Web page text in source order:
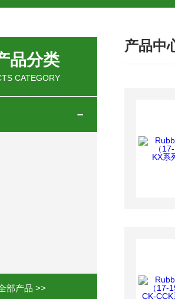
OEMER三相同步电机MTES 132SB/2
OEMER三相同步电机MTES 160MA/2
OEMER电机QLS 180M环保农业领域
mini motor电机AM 80P参数特点介绍
mini motor电机MC230P3T 20- B参数
品分类
CATEGORY
部产品 >>
产品中